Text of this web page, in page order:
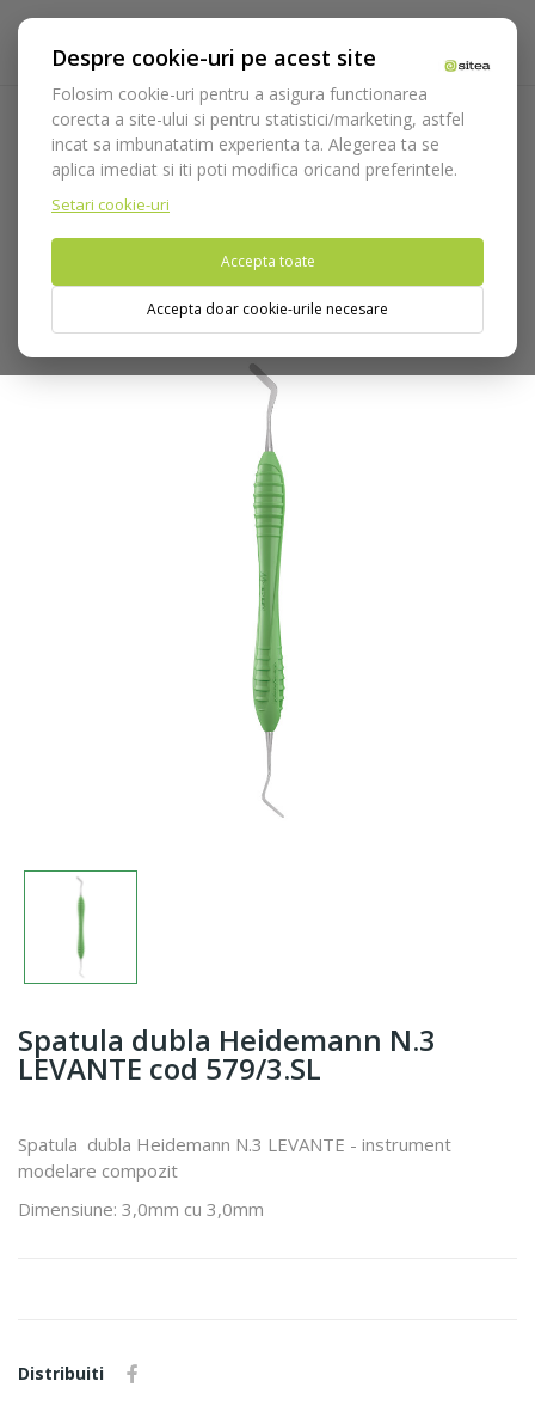
Despre cookie-uri pe acest site
Folosim cookie-uri pentru a asigura functionarea
corecta a site-ului si pentru statistici/marketing, astfel
incat sa imbunatatim experienta ta. Alegerea ta se
aplica imediat si iti poti modifica oricand preferintele.
Setari cookie-uri
Accepta toate
Accepta doar cookie-urile necesare
Acasa Instrumentar
Diagnostic, parodontologie si
restaurare
Gama Levante
Spatula dubla Heidemann N.3
LEVANTE cod 579/3.SL
Nu puteti plasa comenzi din tara din care accesati website-ul
(United States).
Spatula dubla Heidemann N.3
LEVANTE cod 579/3.SL
Spatula dubla Heidemann N.3 LEVANTE - instrument
modelare compozit
Dimensiune: 3,0mm cu 3,0mm
Distribuiti